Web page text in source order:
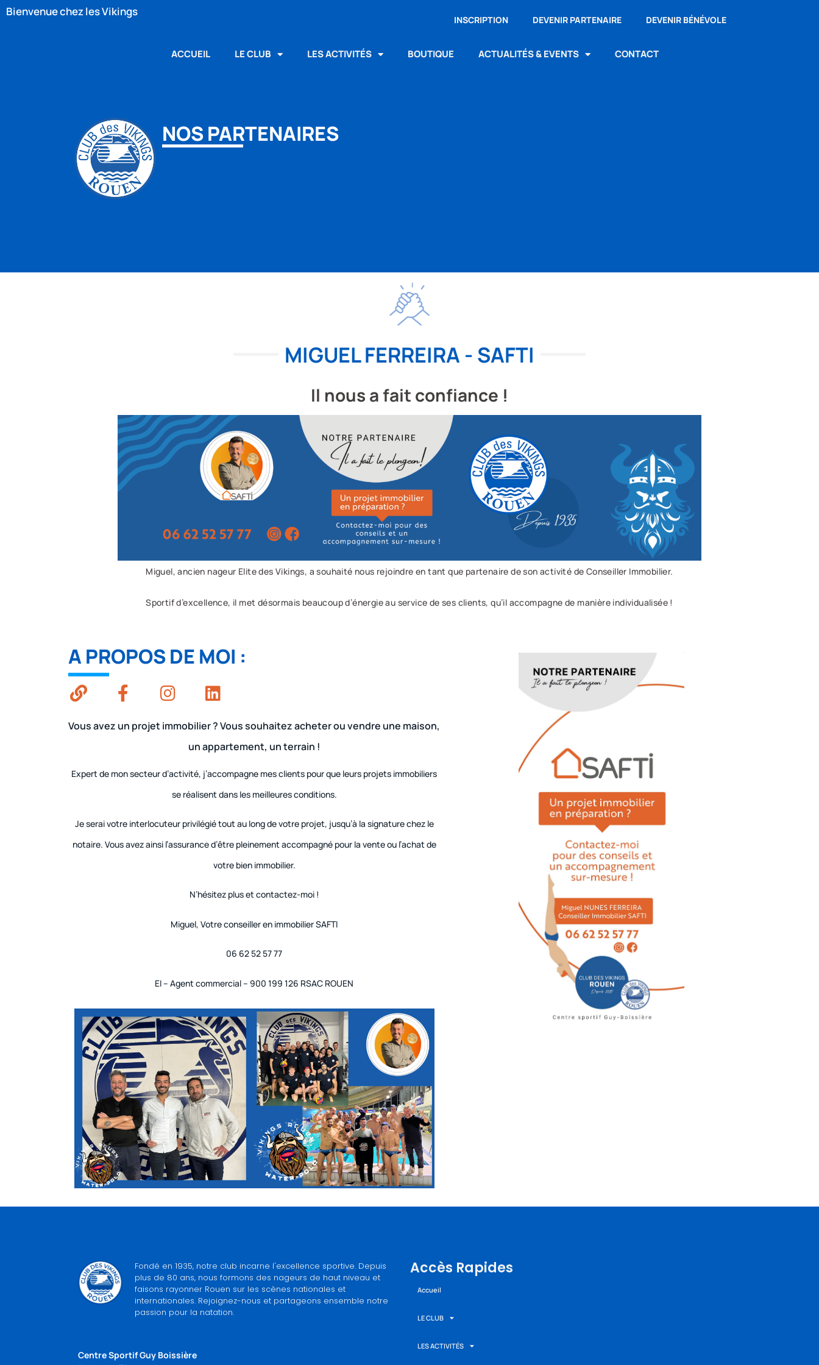
Bienvenue chez les Vikings
INSCRIPTION DEVENIR PARTENAIRE DEVENIR BÉNÉVOLE
ACCUEIL LE CLUB LES ACTIVITÉS BOUTIQUE ACTUALITÉS & EVENTS CONTACT
NOS PARTENAIRES
MIGUEL FERREIRA - SAFTI
Il nous a fait confiance !
Miguel, ancien nageur Elite des Vikings, a souhaité nous rejoindre en tant que partenaire de son activité de Conseiller Immobilier.
Sportif d’excellence, il met désormais beaucoup d’énergie au service de ses clients, qu’il accompagne de manière individualisée !
A PROPOS DE MOI :​
Vous avez un projet immobilier ? Vous souhaitez acheter ou vendre une maison,
un appartement, un terrain !
Expert de mon secteur d’activité, j’accompagne mes clients pour que leurs projets immobiliers
se réalisent dans les meilleures conditions.
Je serai votre interlocuteur privilégié tout au long de votre projet, jusqu’à la signature chez le
notaire. Vous avez ainsi l’assurance d’être pleinement accompagné pour la vente ou l’achat de
votre bien immobilier.
N’hésitez plus et contactez-moi !
Miguel, Votre conseiller en immobilier SAFTI
06 62 52 57 77
EI – Agent commercial – 900 199 126 RSAC ROUEN
Fondé en 1935, notre club incarne l'excellence sportive. Depuis
plus de 80 ans, nous formons des nageurs de haut niveau et
faisons rayonner Rouen sur les scènes nationales et
internationales. Rejoignez-nous et partageons ensemble notre
passion pour la natation.
Centre Sportif Guy Boissière
Accès Rapides
Accueil
LE CLUB
LES ACTIVITÉS